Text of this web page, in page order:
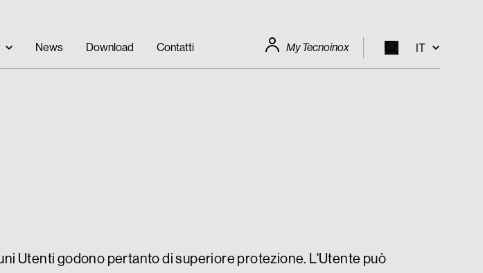
News Download Contatti My Tecnoinox IT
Utenti godono pertanto di superiore protezione. L'Utente può